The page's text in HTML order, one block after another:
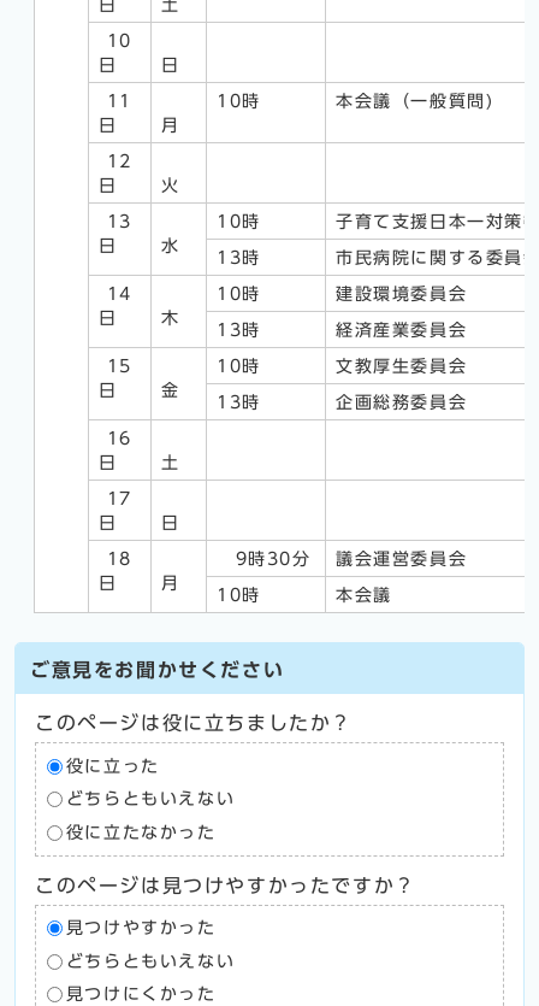
日 土
10
日
日
11
日
月
10時 本会議（一般質問)
12
日
火
13
日
水
10時 子育て支援日本一対策
13時 市民病院に関する委員
14
日
木
10時 建設環境委員会
13時 経済産業委員会
15
日
金
10時 文教厚生委員会
13時 企画総務委員会
16
日
土
17
日
日
18
日
月
9時30分 議会運営委員会
10時 本会議
ご意見をお聞かせください
このページは役に立ちましたか？
役に立った
どちらともいえない
役に立たなかった
このページは見つけやすかったですか？
見つけやすかった
どちらともいえない
見つけにくかった